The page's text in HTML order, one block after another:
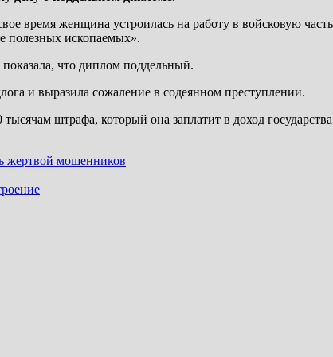
время женщина устроилась на работу в войсковую
полезных ископаемых».
что диплом поддельный.
и выразила сожаление в содеянном преступлении.
штрафа, который она заплатит в доход
жертвой мошенников